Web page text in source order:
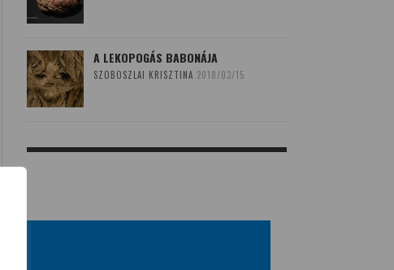
A LEKOPOGÁS BABONÁJA
SZOBOSZLAI KRISZTINA 2018/03/15